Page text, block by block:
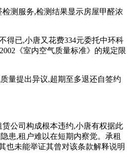
测服务,检测结果显示房屋甲醛浓
得已,小唐又花费334元委托中环科
《室内空气质量标准》的规定限
量提出异议,超期至多退还自签约
公司构成根本违约,小唐有权据此
患,租户难以在短期内察觉。承租
也未能举证其曾对该条款解释说明